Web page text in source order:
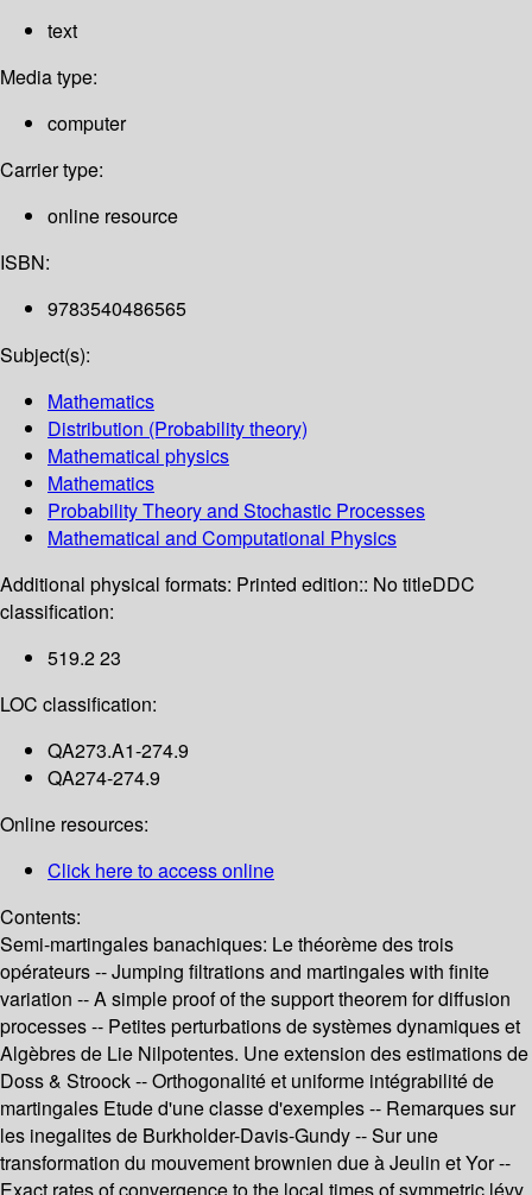
text
Media type:
computer
Carrier type:
online resource
ISBN:
9783540486565
Subject(s):
Mathematics
Distribution (Probability theory)
Mathematical physics
Mathematics
Probability Theory and Stochastic Processes
Mathematical and Computational Physics
Additional physical formats: Printed edition:: No titleDDC
classification:
519.2 23
LOC classification:
QA273.A1-274.9
QA274-274.9
Online resources:
Click here to access online
Contents:
Semi-martingales banachiques: Le théorème des trois
opérateurs -- Jumping filtrations and martingales with finite
variation -- A simple proof of the support theorem for diffusion
processes -- Petites perturbations de systèmes dynamiques et
Algèbres de Lie Nilpotentes. Une extension des estimations de
Doss & Stroock -- Orthogonalité et uniforme intégrabilité de
martingales Etude d'une classe d'exemples -- Remarques sur
les inegalites de Burkholder-Davis-Gundy -- Sur une
transformation du mouvement brownien due à Jeulin et Yor --